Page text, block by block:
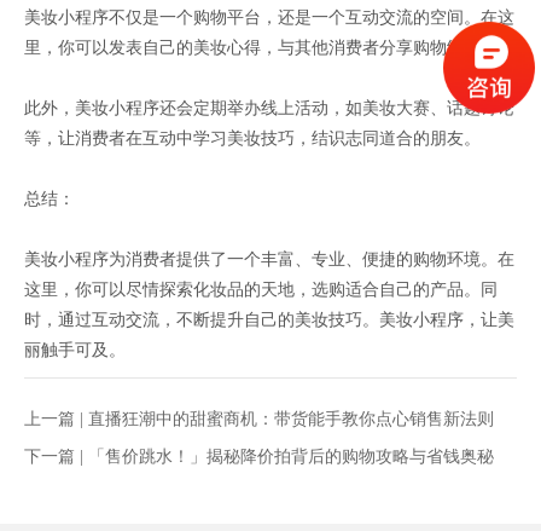
美妆小程序不仅是一个购物平台，还是一个互动交流的空间。在这
里，你可以发表自己的美妆心得，与其他消费者分享购物经验。
此外，美妆小程序还会定期举办线上活动，如美妆大赛、话题讨论
等，让消费者在互动中学习美妆技巧，结识志同道合的朋友。
总结：
美妆小程序为消费者提供了一个丰富、专业、便捷的购物环境。在
这里，你可以尽情探索化妆品的天地，选购适合自己的产品。同
时，通过互动交流，不断提升自己的美妆技巧。美妆小程序，让美
丽触手可及。
上一篇 | 直播狂潮中的甜蜜商机：带货能手教你点心销售新法则
下一篇 | 「售价跳水！」揭秘降价拍背后的购物攻略与省钱奥秘